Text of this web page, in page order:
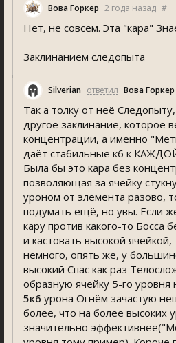
Вова Горкер 2 года назад #
Нет, не совсем. Эта "кара"
Заклинанием следопыта
Silverian ответил Вова Горкер
Так а толку от неё
другое заклинание, которое
концентрации, а именно
даёт стабильные к6 к
Была бы это кара без
позволяющая за ячейку
уроном от элемента разово,
подумать ещё, но увы. Если
кару против какого-то Босса
и кастовать высокой
немного, опять же, у
высокий Спас как раз
образную ячейку 5-го уровня
5к6 урона Огнём зачастую
более, что на более высоких
значительно